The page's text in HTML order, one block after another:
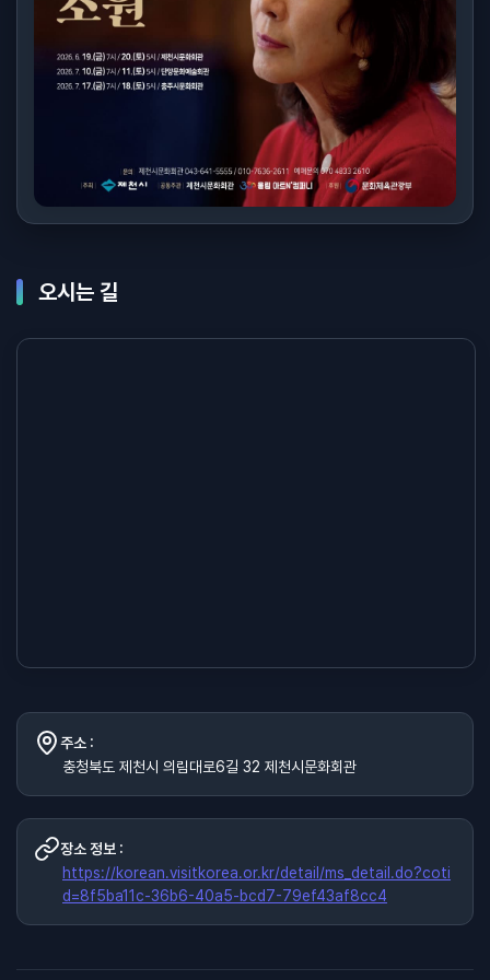
오시는 길
주소 :
충청북도 제천시 의림대로6길 32 제천시문화회관
장소 정보 :
https://korean.visitkorea.or.kr/detail/ms_detail.do?coti
d=8f5ba11c-36b6-40a5-bcd7-79ef43af8cc4